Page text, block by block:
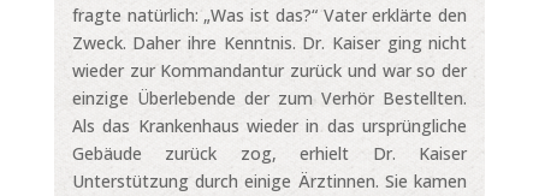
fragte natürlich: „Was ist das?“ Vater erklärte den
Zweck. Daher ihre Kenntnis. Dr. Kaiser ging nicht
wieder zur Kommandantur zurück und war so der
einzige Überlebende der zum Verhör Bestellten.
Als das Krankenhaus wieder in das ursprüngliche
Gebäude zurück zog, erhielt Dr. Kaiser
Unterstützung durch einige Ärztinnen. Sie kamen